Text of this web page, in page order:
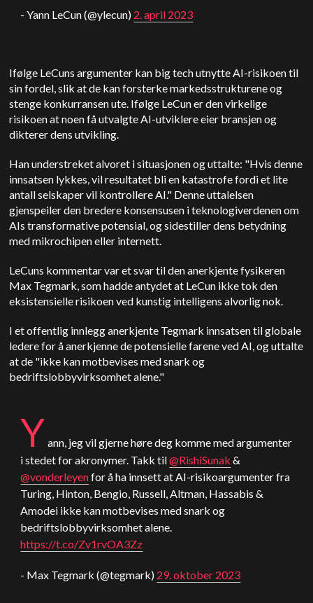
- Yann LeCun (@ylecun) 2. april 2023
Ifølge LeCuns argumenter kan big tech utnytte AI-risikoen til
sin fordel, slik at de kan forsterke markedsstrukturene og
stenge konkurransen ute. Ifølge LeCun er den virkelige
risikoen at noen få utvalgte AI-utviklere eier bransjen og
dikterer dens utvikling.
Han understreket alvoret i situasjonen og uttalte: "Hvis denne
innsatsen lykkes, vil resultatet bli en katastrofe fordi et lite
antall selskaper vil kontrollere AI." Denne uttalelsen
gjenspeiler den bredere konsensusen i teknologiverdenen om
AIs transformative potensial, og sidestiller dens betydning
med mikrochipen eller internett.
LeCuns kommentar var et svar til den anerkjente fysikeren
Max Tegmark, som hadde antydet at LeCun ikke tok den
eksistensielle risikoen ved kunstig intelligens alvorlig nok.
I et offentlig innlegg anerkjente Tegmark innsatsen til globale
ledere for å anerkjenne de potensielle farene ved AI, og uttalte
at de "ikke kan motbevises med snark og
bedriftslobbyvirksomhet alene."
Y ann, jeg vil gjerne høre deg komme med argumenter
i stedet for akronymer. Takk til@RishiSunak &
@vonderleyenfor å ha innsett at AI-risikoargumenter fra
Turing, Hinton, Bengio, Russell, Altman, Hassabis &
Amodei ikke kan motbevises med snark og
bedriftslobbyvirksomhet alene.
https://t.co/Zv1rvOA3Zz
- Max Tegmark (@tegmark) 29. oktober 2023